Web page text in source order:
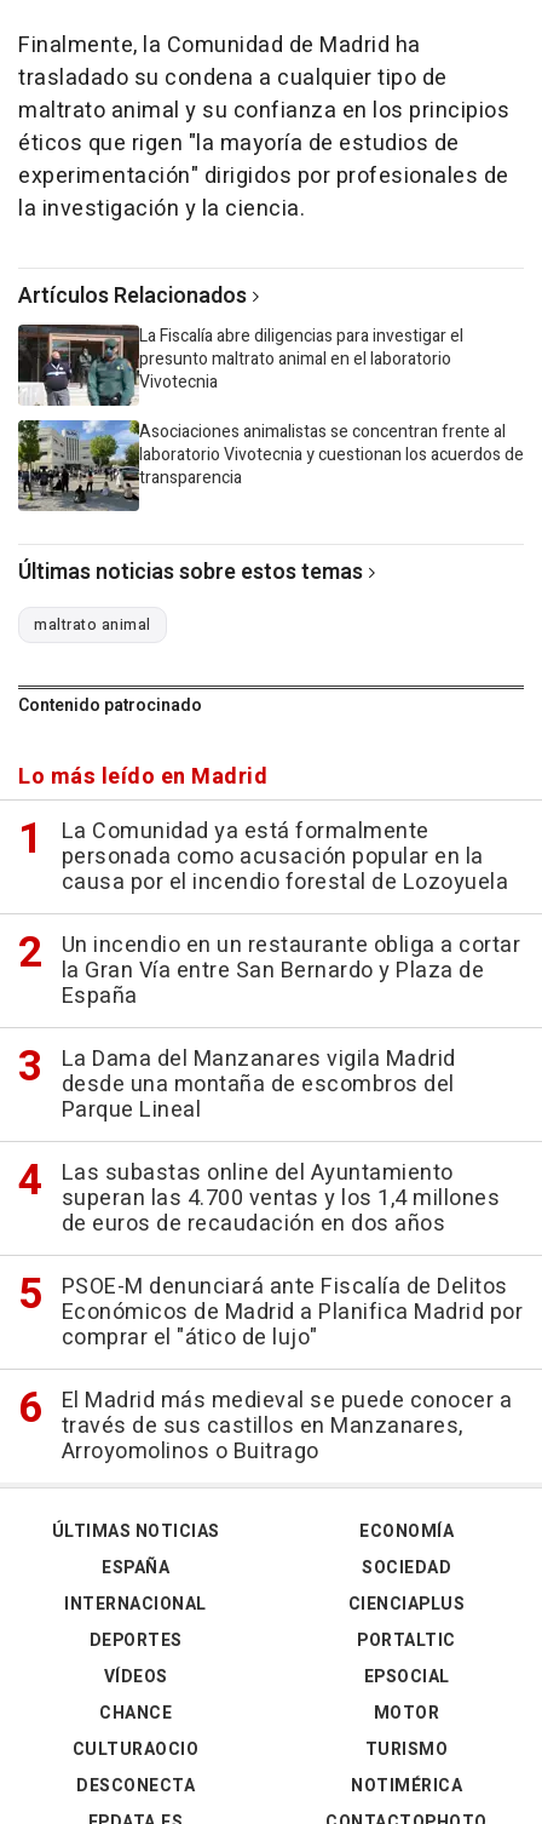
Finalmente, la Comunidad de Madrid ha
trasladado su condena a cualquier tipo de
maltrato animal y su confianza en los principios
éticos que rigen "la mayoría de estudios de
experimentación" dirigidos por profesionales de
la investigación y la ciencia.
Artículos Relacionados
La Fiscalía abre diligencias para investigar el
presunto maltrato animal en el laboratorio
Vivotecnia
Asociaciones animalistas se concentran frente al
laboratorio Vivotecnia y cuestionan los acuerdos de
transparencia
Últimas noticias sobre estos temas
maltrato animal
Contenido patrocinado
Lo más leído en Madrid
La Comunidad ya está formalmente
personada como acusación popular en la
causa por el incendio forestal de Lozoyuela
Un incendio en un restaurante obliga a cortar
la Gran Vía entre San Bernardo y Plaza de
España
La Dama del Manzanares vigila Madrid
desde una montaña de escombros del
Parque Lineal
Las subastas online del Ayuntamiento
superan las 4.700 ventas y los 1,4 millones
de euros de recaudación en dos años
PSOE-M denunciará ante Fiscalía de Delitos
Económicos de Madrid a Planifica Madrid por
comprar el "ático de lujo"
El Madrid más medieval se puede conocer a
través de sus castillos en Manzanares,
Arroyomolinos o Buitrago
ÚLTIMAS NOTICIAS
ESPAÑA
INTERNACIONAL
DEPORTES
VÍDEOS
ECONOMÍA
SOCIEDAD
CIENCIAPLUS
PORTALTIC
EPSOCIAL
CHANCE
CULTURAOCIO
DESCONECTA
MOTOR
TURISMO
NOTIMÉRICA